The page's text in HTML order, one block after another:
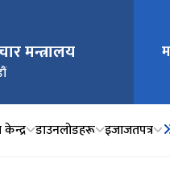
मन्त्रालय
डाउनलोडहरू इजाजतपत्र